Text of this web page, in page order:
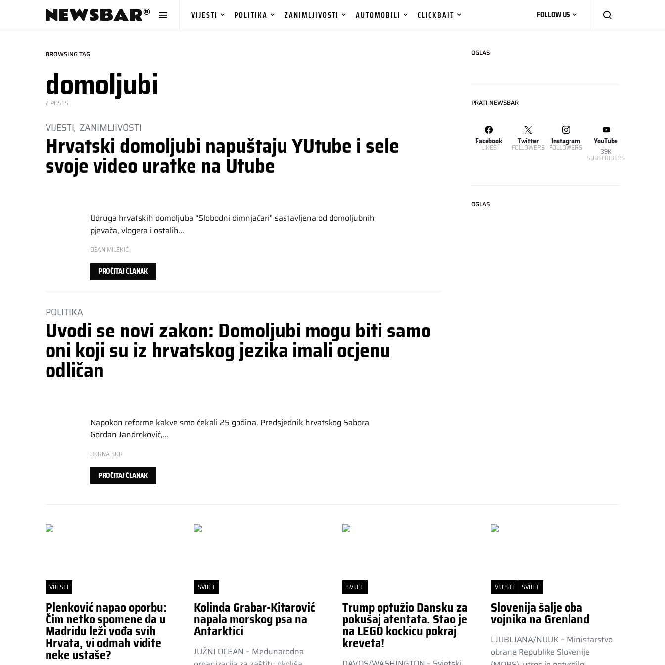
VIJESTI POLITIKA ZANIMLJIVOSTI AUTOMOBILI CLICKBAIT FOLLOW US
BROWSING TAG
domoljubi
2 POSTS
VIJESTI ZANIMLJIVOSTI
Hrvatski domoljubi napuštaju YUtube i sele
svoje video uratke na Utube
Udruga hrvatskih domoljuba “Slobodni dimnjačari” sastavljena od domoljubnih
pjevača, vlogera i ostalih…
DEAN MILEKIĆ
PROČITAJ ČLANAK
POLITIKA
Uvodi se novi zakon: Domoljubi mogu biti samo
oni koji su iz hrvatskog jezika imali ocjenu
odličan
Napokon reforme kakve smo čekali 25 godina. Predsjednik hrvatskog Sabora
Gordan Jandroković,…
BORNA SOR
PROČITAJ ČLANAK
OGLAS
PRATI NEWSBAR
Facebook
LIKES
Twitter
FOLLOWERS
Instagram
FOLLOWERS
YouTube
39K
SUBSCRIBERS
OGLAS
VIJESTI
Plenković napao oporbu:
Čim netko spomene da u
Madridu leži vođa svih
Hrvata, vi odmah vidite
neke ustaše?
SVIJET
Kolinda Grabar-Kitarović
napala morskog psa na
Antarktici
JUŽNI OCEAN – Međunarodna
SVIJET
Trump optužio Dansku za
pokušaj atentata. Stao je
na LEGO kockicu pokraj
kreveta!
VIJESTI SVIJET
Slovenija šalje oba
vojnika na Grenland
LJUBLJANA/NUUK – Ministarstvo
obrane Republike Slovenije